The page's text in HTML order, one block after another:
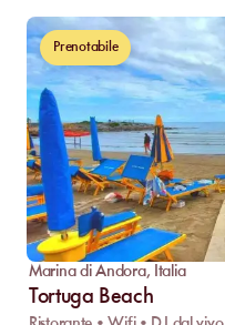
Prenotabile
Marina di Andora, Italia
Tortuga Beach